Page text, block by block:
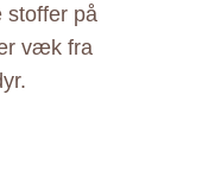
stoffer på
væk fra